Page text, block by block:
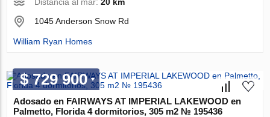
1045 Anderson Snow Rd
William Ryan Homes
$ 729 900
Adosado en FAIRWAYS AT IMPERIAL LAKEWOOD en
Palmetto, Florida 4 dormitorios, 305 m2 № 195436